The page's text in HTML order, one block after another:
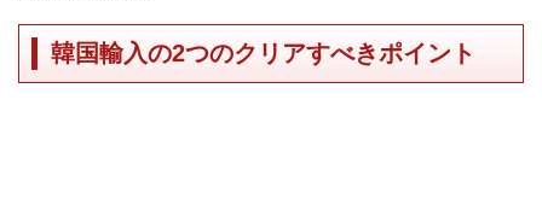
韓国輸入の2つのクリアすべきポイント